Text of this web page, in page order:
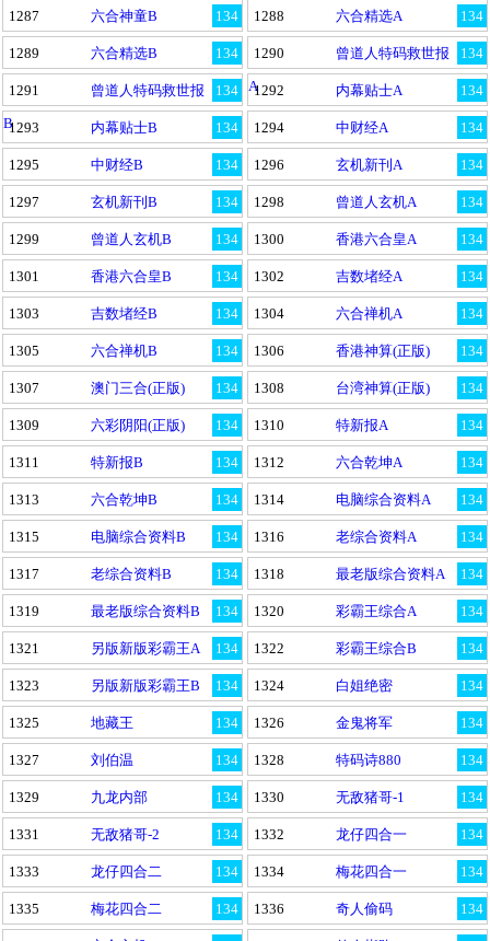
134
1287 六合神童B 134
1288 六合精选A
134
1289 六合精选B 134
1290
曾道人特码救世报
A
134
1291
曾道人特码救世报
B
134
1292 内幕贴士A
134
1293 内幕贴士B 134
1294 中财经A
134
1295 中财经B 134
1296 玄机新刊A
134
1297 玄机新刊B 134
1298 曾道人玄机A
134
1299 曾道人玄机B 134
1300 香港六合皇A
134
1301 香港六合皇B 134
1302 吉数堵经A
134
1303 吉数堵经B 134
1304 六合禅机A
134
1305 六合禅机B 134
1306 香港神算(正版)
134
1307 澳门三合(正版) 134
1308 台湾神算(正版)
134
1309 六彩阴阳(正版) 134
1310 特新报A
134
1311 特新报B 134
1312 六合乾坤A
134
1313 六合乾坤B 134
1314 电脑综合资料A
134
1315 电脑综合资料B 134
1316 老综合资料A
134
1317 老综合资料B 134
1318 最老版综合资料A
134
1319 最老版综合资料B 134
1320 彩霸王综合A
134
1321 另版新版彩霸王A 134
1322 彩霸王综合B
134
1323 另版新版彩霸王B 134
1324 白姐绝密
134
1325 地藏王 134
1326 金鬼将军
134
1327 刘伯温 134
1328 特码诗880
134
1329 九龙内部 134
1330 无敌猪哥-1
134
1331 无敌猪哥-2 134
1332 龙仔四合一
134
1333 龙仔四合二 134
1334 梅花四合一
134
1335 梅花四合二 134
1336 奇人偷码